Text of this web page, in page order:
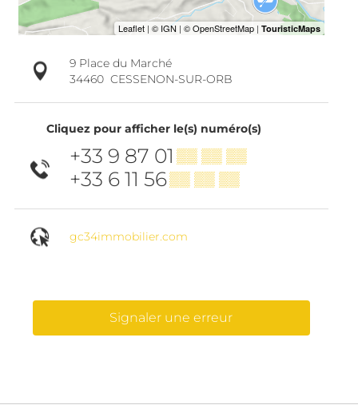
9 Place du Marché
34460 CESSENON-SUR-ORB
Cliquez pour afficher le(s) numéro(s)
+33 9 87 01 ▒▒ ▒▒ ▒▒
+33 6 11 56▒▒ ▒▒ ▒▒
gc34immobilier.com
Signaler une erreur